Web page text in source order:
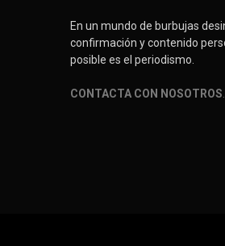
En un mundo de burbujas
confirmación y contenido
posible es el periodismo.
CONTACTA CON NOSOTROS